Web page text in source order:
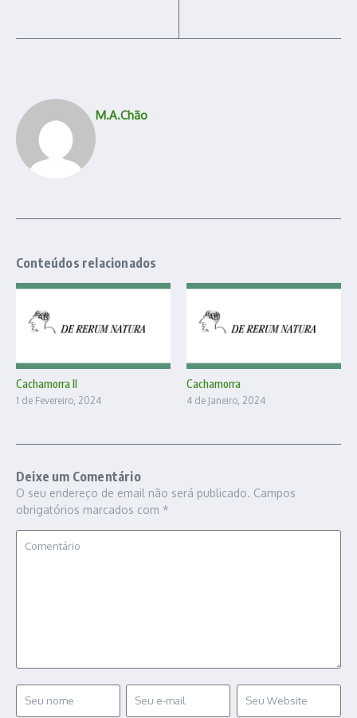
M.A.Chão
Conteúdos relacionados
Cachamorra II
1 de Fevereiro, 2024
Cachamorra
4 de Janeiro, 2024
Deixe um Comentário
O seu endereço de email não será publicado. Campos
obrigatórios marcados com *